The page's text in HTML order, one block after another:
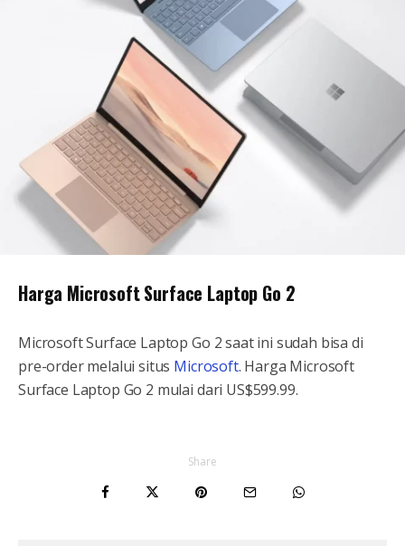
Harga Microsoft Surface Laptop Go 2
Microsoft Surface Laptop Go 2 saat ini sudah bisa di
pre-order melalui situs Microsoft. Harga Microsoft
Surface Laptop Go 2 mulai dari US$599.99.
Share